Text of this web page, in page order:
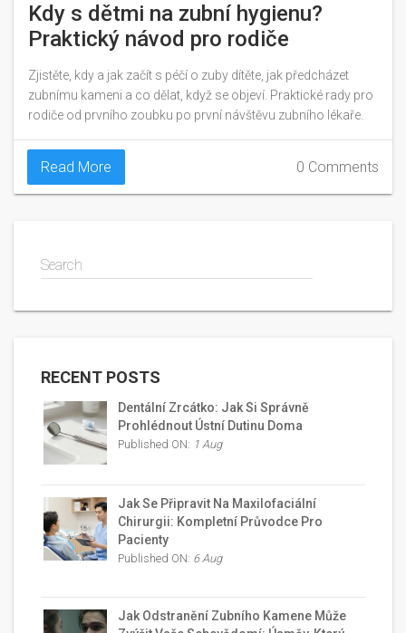
Kdy s dětmi na zubní hygienu?
Praktický návod pro rodiče
Zjistěte, kdy a jak začít s péčí o zuby dítěte, jak předcházet
zubnímu kameni a co dělat, když se objeví. Praktické rady pro
rodiče od prvního zoubku po první návštěvu zubního lékaře.
Read More 0 Comments
Search
RECENT POSTS
Dentální Zrcátko: Jak Si Správně
Prohlédnout Ústní Dutinu Doma
Published ON: 1 Aug
Jak Se Připravit Na Maxilofaciální
Chirurgii: Kompletní Průvodce Pro
Pacienty
Published ON: 6 Aug
Jak Odstranění Zubního Kamene Může